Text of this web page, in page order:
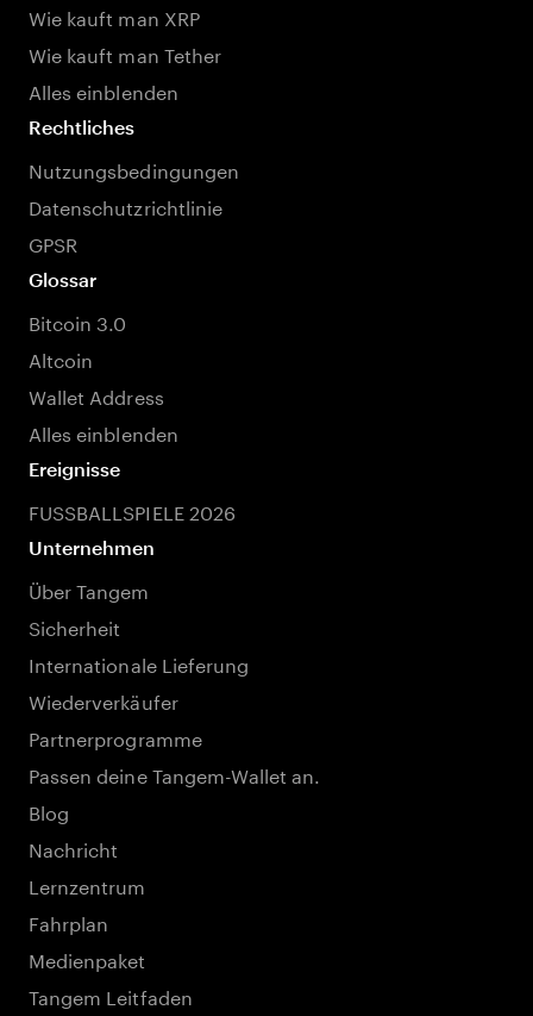
Wie kauft man XRP
Wie kauft man Tether
Alles einblenden
Rechtliches
Nutzungsbedingungen
Datenschutzrichtlinie
GPSR
Glossar
Bitcoin 3.0
Altcoin
Wallet Address
Alles einblenden
Ereignisse
FUSSBALLSPIELE 2026
Unternehmen
Über Tangem
Sicherheit
Internationale Lieferung
Wiederverkäufer
Partnerprogramme
Passen deine Tangem-Wallet an.
Blog
Nachricht
Lernzentrum
Fahrplan
Medienpaket
Tangem Leitfaden